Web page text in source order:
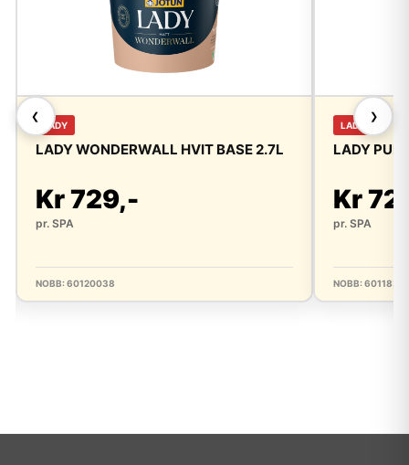
❮
LADY
LADY WONDERWALL HVIT BASE 2.7L
Kr 729,-
pr. SPA
NOBB: 60120038
LADY
LADY
Kr
pr. SPA
NOBB:
❯